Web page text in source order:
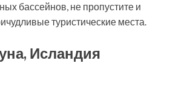
бассейнов, не пропустите и
туристические места.
Исландия